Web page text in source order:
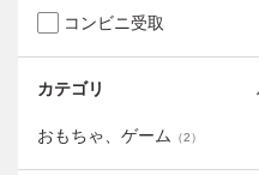
コンビニ受取
カテゴリ
おもちゃ、ゲーム （2）